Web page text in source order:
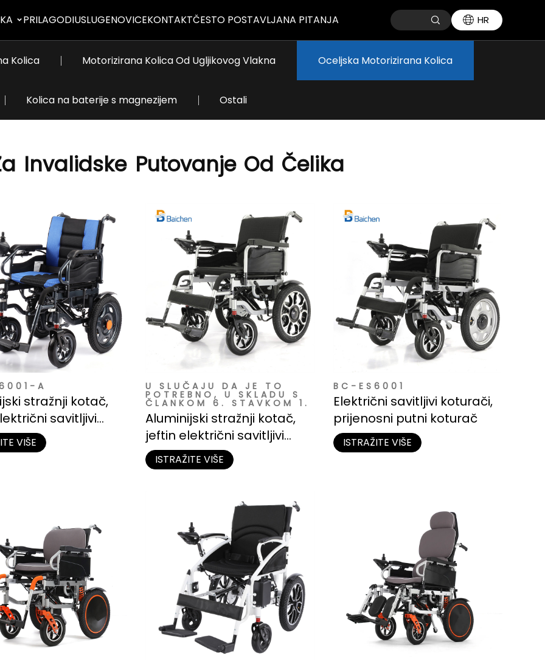
PRILAGODIUSLUGENOVICEKONTAKTČESTO POSTAVLJANA PITANJA HR
Kolica Motorizirana Kolica Od Ugljikovog Vlakna Oceljska Motorizirana Kolica
Kolica na baterije s magnezijem Ostali
Invalidske Putovanje Od Čelika
A
stražnji kotač,
savitljivi
na veleprodajno
VIŠE
U SLUČAJU DA JE TO
POTREBNO, U SKLADU S
ČLANKOM 6. STAVKOM 1.
Aluminijski stražnji kotač,
jeftin električni savitljivi
koturač na veleprodajno
ISTRAŽITE VIŠE
BC-ES6001
Električni savitljivi koturači,
prijenosni putni koturač
ISTRAŽITE VIŠE